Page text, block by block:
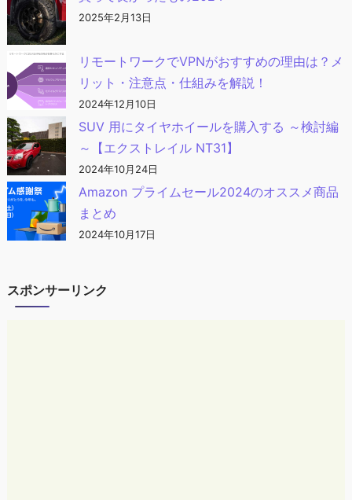
2025年2月13日
リモートワークでVPNがおすすめの理由は？メ
リット・注意点・仕組みを解説！
2024年12月10日
SUV 用にタイヤホイールを購入する ～検討編
～【エクストレイル NT31】
2024年10月24日
Amazon プライムセール2024のオススメ商品
まとめ
2024年10月17日
スポンサーリンク